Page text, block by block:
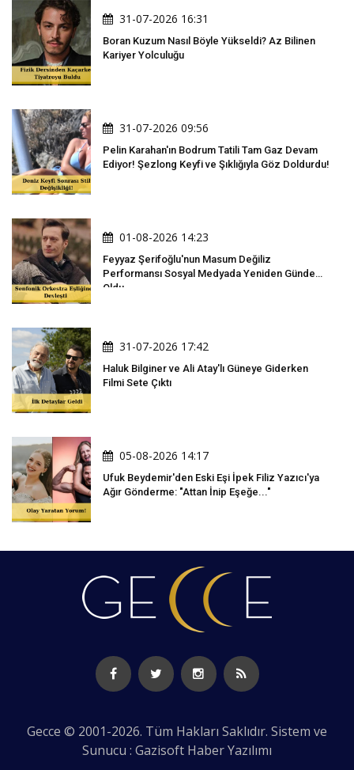
31-07-2026 16:31
Boran Kuzum Nasıl Böyle Yükseldi? Az Bilinen
Kariyer Yolculuğu
31-07-2026 09:56
Pelin Karahan'ın Bodrum Tatili Tam Gaz Devam
Ediyor! Şezlong Keyfi ve Şıklığıyla Göz Doldurdu!
01-08-2026 14:23
Feyyaz Şerifoğlu'nun Masum Değiliz
Performansı Sosyal Medyada Yeniden Gündem
Oldu
31-07-2026 17:42
Haluk Bilginer ve Ali Atay'lı Güneye Giderken
Filmi Sete Çıktı
05-08-2026 14:17
Ufuk Beydemir'den Eski Eşi İpek Filiz Yazıcı'ya
Ağır Gönderme: "Attan İnip Eşeğe..."
Gecce © 2001-2026. Tüm Hakları Saklıdır. Sistem ve
Sunucu : Gazisoft Haber Yazılımı